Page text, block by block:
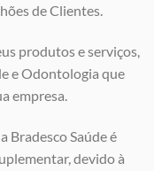
de Clientes.
produtos e serviços,
e Odontologia que
empresa.
Bradesco Saúde é
devido à